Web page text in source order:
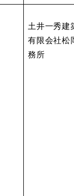
土井一秀建
有限会社松
務所